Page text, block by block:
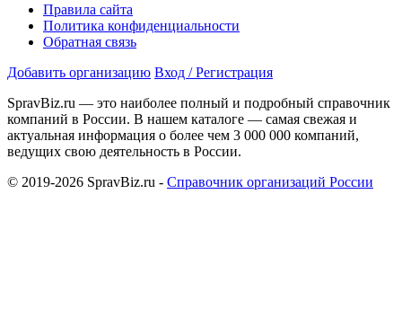
Правила сайта
Политика конфиденциальности
Обратная связь
Добавить организацию Вход / Регистрация
SpravBiz.ru — это наиболее полный и подробный справочник
компаний в России. В нашем каталоге — самая свежая и
актуальная информация о более чем 3 000 000 компаний,
ведущих свою деятельность в России.
© 2019-2026 SpravBiz.ru - Справочник организаций России